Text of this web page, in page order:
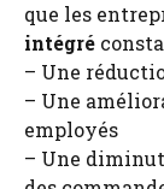
que les
intégré
– Une
– Une
employés
– Une